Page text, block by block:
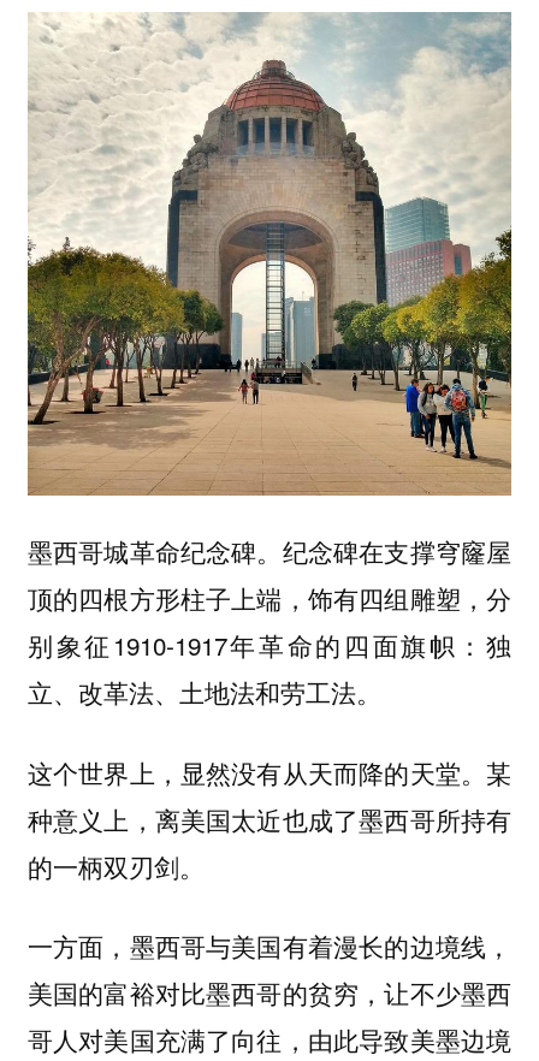
墨西哥城革命纪念碑。纪念碑在支撑穹窿屋
顶的四根方形柱子上端，饰有四组雕塑，分
别象征1910-1917年革命的四面旗帜：独
立、改革法、土地法和劳工法。
这个世界上，显然没有从天而降的天堂。某
种意义上，离美国太近也成了墨西哥所持有
的一柄双刃剑。
一方面，墨西哥与美国有着漫长的边境线，
美国的富裕对比墨西哥的贫穷，让不少墨西
哥人对美国充满了向往，由此导致美墨边境